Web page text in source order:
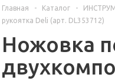
Главная - Каталог -
рукоятка Deli (арт. DL353712)
Ножовка